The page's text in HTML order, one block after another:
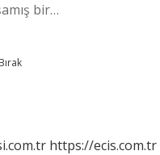
bir…
https://ecis.com.tr